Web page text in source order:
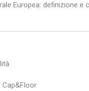
Europea: definizione e
Cap&Floor